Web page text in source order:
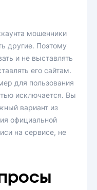
мошенники
другие. Поэтому
и не выставлять
его сайтам.
для пользования
исключается. Вы
вариант из
официальной
на сервисе, не